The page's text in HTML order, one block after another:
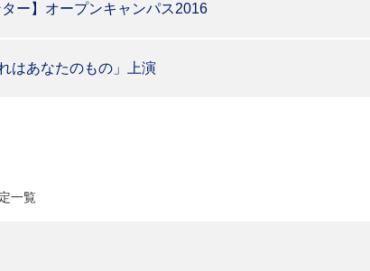
ー】オープンキャンパス2016
はあなたのもの」上演
一覧